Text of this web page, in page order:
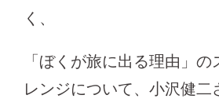
く、
「ぼくが旅に出る理由」
レンジについて、小沢健二